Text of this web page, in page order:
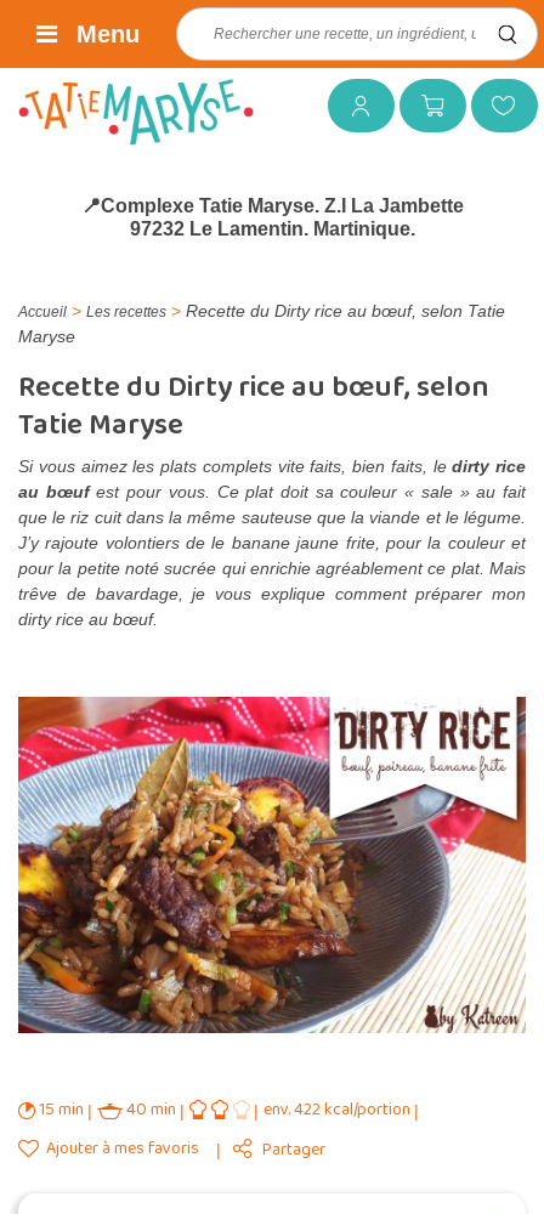
Mon compteMon panierMes favoris
Rechercher :
Menu
📍Complexe Tatie Maryse. Z.I La Jambette
97232 Le Lamentin. Martinique.
Accueil > Les recettes > Recette du Dirty rice au bœuf, selon Tatie
Maryse
Recette du Dirty rice au bœuf, selon
Tatie Maryse
Si vous aimez les plats complets vite faits, bien faits, ledirty rice
au bœufest pour vous. Ce plat doit sa couleur « sale » au fait
que le riz cuit dans la même sauteuse que la viande et le légume.
J’y rajoute volontiers de le banane jaune frite, pour la couleur et
pour la petite noté sucrée qui enrichie agréablement ce plat. Mais
trêve de bavardage, je vous explique comment préparer mon
dirty rice au bœuf.
15 min 40 min
env. 422 kcal/portion
Ajouter à mes favoris
Partager